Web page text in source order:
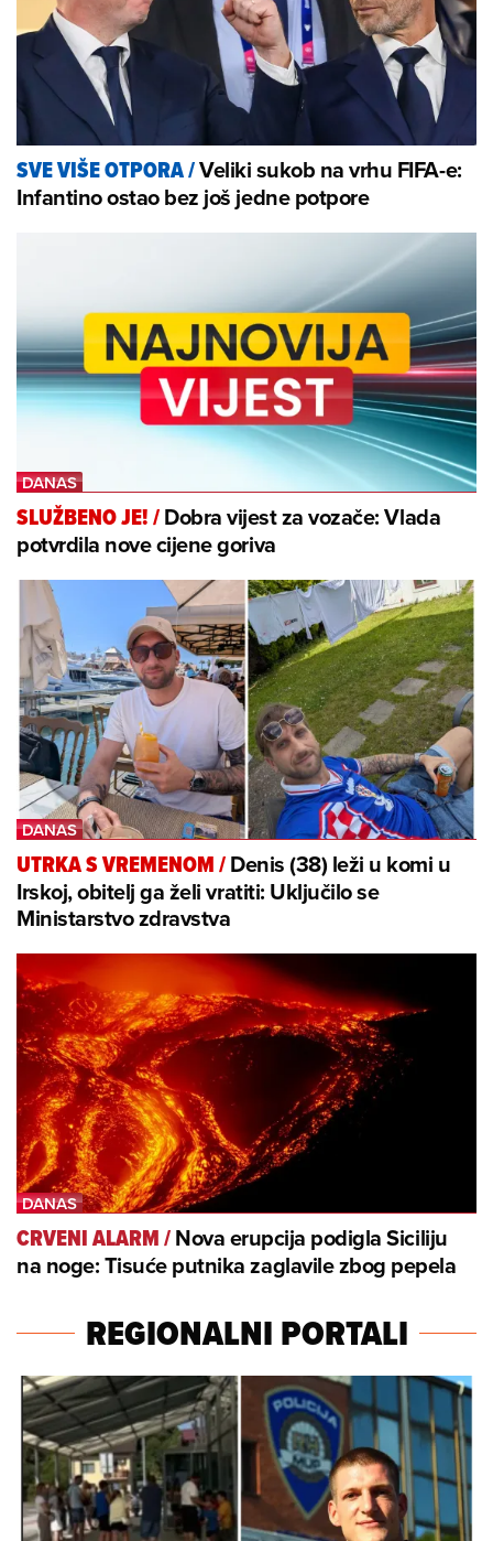
SVE VIŠE OTPORA/Veliki sukob na vrhu FIFA-e:
Infantino ostao bez još jedne potpore
SLUŽBENO JE!/Dobra vijest za vozače: Vlada
potvrdila nove cijene goriva
UTRKA S VREMENOM/Denis (38) leži u komi u
Irskoj, obitelj ga želi vratiti: Uključilo se
Ministarstvo zdravstva
CRVENI ALARM/Nova erupcija podigla Siciliju
na noge: Tisuće putnika zaglavile zbog pepela
REGIONALNI PORTALI